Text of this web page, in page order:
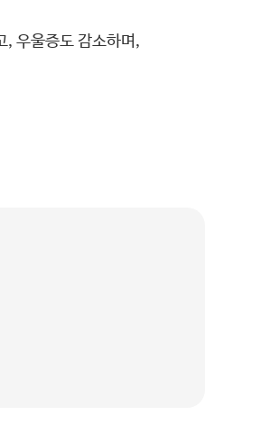
, 우울증도 감소하며,